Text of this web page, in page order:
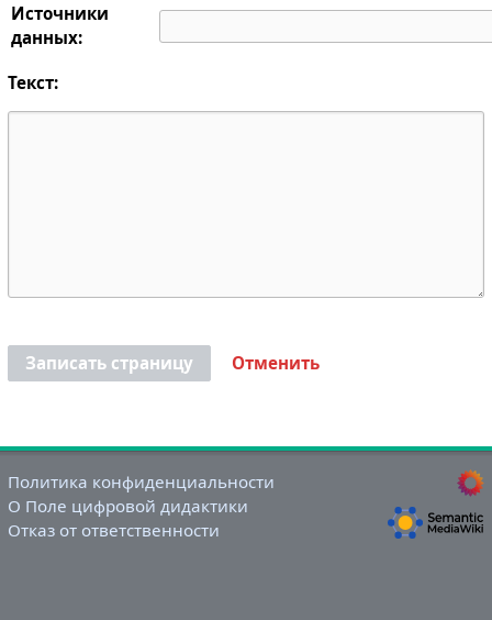
Источники
данных:
Текст:
Записать страницу Отменить
Политика конфиденциальности
О Поле цифровой дидактики
Отказ от ответственности